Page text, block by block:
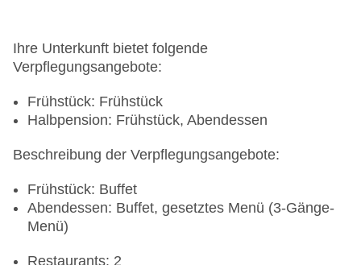
Ihre Unterkunft bietet folgende
Verpflegungsangebote:
Frühstück: Frühstück
Halbpension: Frühstück, Abendessen
Beschreibung der Verpflegungsangebote:
Frühstück: Buffet
Abendessen: Buffet, gesetztes Menü (3-Gänge-
Menü)
Restaurants: 2